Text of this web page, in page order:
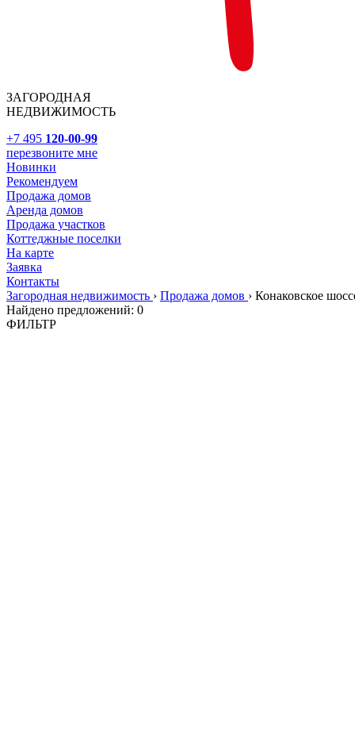
ЗАГОРОДНАЯ
НЕДВИЖИМОСТЬ
+7 495 120-00-99
перезвоните мне
Новинки
Рекомендуем
Продажа домов
Аренда домов
Продажа участков
Коттеджные поселки
На карте
Заявка
Контакты
Загородная недвижимость › Продажа домов › Конаковское
Найдено предложений: 0
ФИЛЬТР